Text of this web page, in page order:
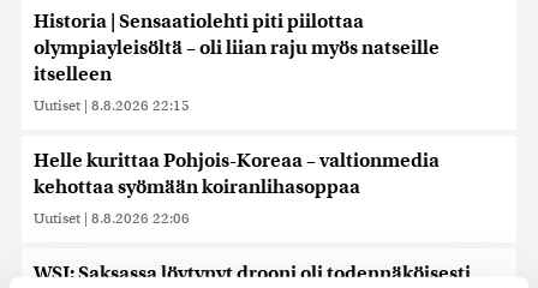
Historia | Sensaatiolehti piti piilottaa
olympiayleisöltä – oli liian raju myös natseille
itselleen
Uutiset | 8.8.2026 22:15
Helle kurittaa Pohjois-Koreaa – valtionmedia
kehottaa syömään koiranlihasoppaa
Uutiset | 8.8.2026 22:06
WSJ: Saksassa löytynyt drooni oli todennäköisesti